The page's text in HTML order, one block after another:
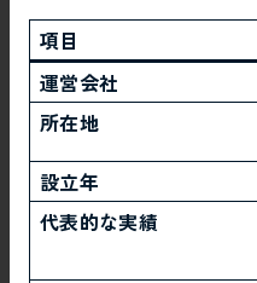
項目
運営会社
所在地
設立年
代表的な実績